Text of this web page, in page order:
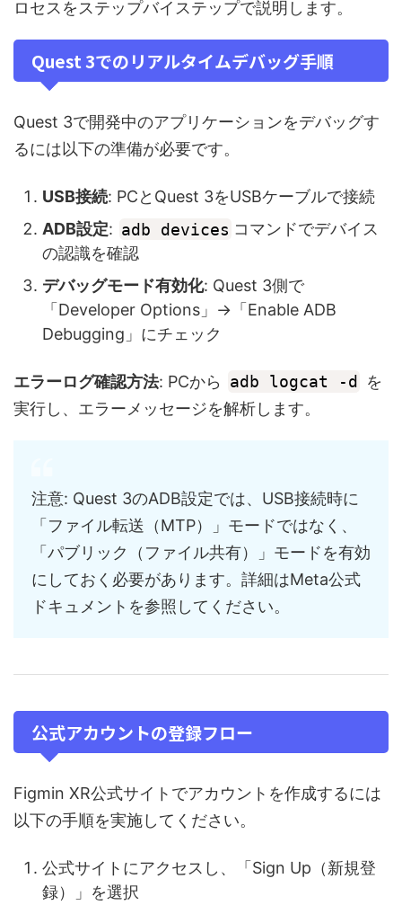
ロセスをステップバイステップで説明します。
Quest 3でのリアルタイムデバッグ手順
Quest 3で開発中のアプリケーションをデバッグす
るには以下の準備が必要です。
USB接続: PCとQuest 3をUSBケーブルで接続
ADB設定: adb devices コマンドでデバイス
の認識を確認
デバッグモード有効化: Quest 3側で
「Developer Options」→「Enable ADB
Debugging」にチェック
エラーログ確認方法: PCから adb logcat -d
を
実行し、エラーメッセージを解析します。
注意: Quest 3のADB設定では、USB接続時に
「ファイル転送（MTP）」モードではなく、
「パブリック（ファイル共有）」モードを有効
にしておく必要があります。詳細はMeta公式
ドキュメントを参照してください。
公式アカウントの登録フロー
Figmin XR公式サイトでアカウントを作成するには
以下の手順を実施してください。
公式サイトにアクセスし、「Sign Up（新規登
録）」を選択